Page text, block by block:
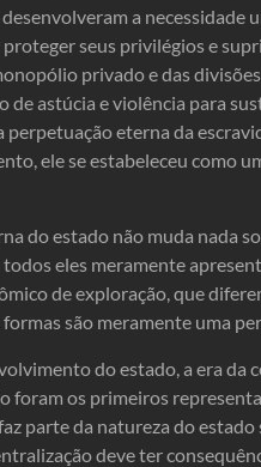
a necessidade
seus privilégios e
privado e das divisões
de astúcia e violência para
perpetuação eterna da
ele se estabeleceu como
do estado não muda nada
eles meramente
de exploração, que
formas são meramente uma
do estado, a era da
foram os primeiros
parte da natureza do
deve ter